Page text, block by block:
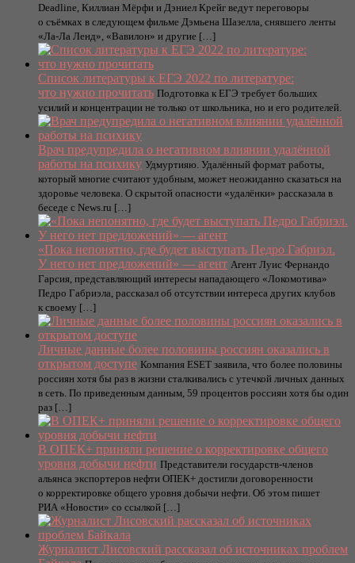
Deadline, Киллиан Мёрфи и Дэниел Крейг ведут переговоры
о съёмках в следующем фильме Дэмьена Шазелла, снявшего ленты
«Ла-Ла Ленд», «Вавилон» и другие […]
Список литературы к ЕГЭ 2022 по литературе:
что нужно прочитать Подготовка к ЕГЭ требует больших
усилий и концентрации не только от школьника, но и его родителей.
Врач предупредила о негативном влиянии удалённой
работы на психику Удмуртияю. Удалённый формат работы,
который многие считают удобным, может неожиданно сказаться на
здоровье человека. О скрытой опасности «удалёнки» рассказала в
беседе с News.ru […]
«Пока непонятно, где будет выступать Педро Габриэл.
У него нет предложений» — агент Агент Луис Фернандо
Гарсия, представляющий интересы нападающего «Локомотива»
Педро Габриэла, рассказал об отсутствии интереса других клубов
к своему […]
Личные данные более половины россиян оказались в
открытом доступе Компания ESET заявила, что более половины
россиян хотя бы раз в жизни сталкивались с утечкой личных данных
в сеть. По приведенным данным, 59 процентов россиян хотя бы один
раз […]
В ОПЕК+ приняли решение о корректировке общего
уровня добычи нефти Представители государств-членов
альянса экспортеров нефти ОПЕК+ достигли договоренности
о корректировке общего уровня добычи нефти. Об этом пишет
РИА «Новости» со ссылкой […]
Журналист Лисовский рассказал об источниках проблем